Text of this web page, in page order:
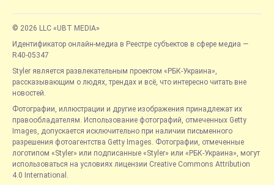
© 2026 LLC «UBT MEDIA»
Идентификатор онлайн-медиа в Реестре субъектов в сфере медиа —
R40-05347
Styler является развлекательным проектом «РБК-Украина»,
рассказывающим о людях, трендах и всё, что интересно читать вне
новостей.
Фотографии, иллюстрации и другие изображения принадлежат их
правообладателям. Использование фотографий, отмеченных Getty
Images, допускается исключительно при наличии письменного
разрешения фотоагентства Getty Images. Фотографии, отмеченные
логотипом «Styler» или подписанные «Styler» или «РБК-Украина», могут
использоваться на условиях лицензии Creative Commons Attribution
4.0 International.